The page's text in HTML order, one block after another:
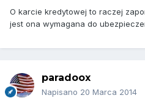
O karcie kredytowej to raczej
jest ona wymagana do
paradoox
Napisano 20 Marca 2014